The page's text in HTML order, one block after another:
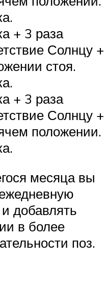
+ 3 раза
Солнцу +
стоя.
+ 3 раза
Солнцу +
положении.
месяца вы
добавлять
в более
поз.